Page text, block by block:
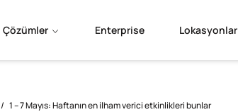
Çözümler Enterprise Lokasyonlar
/ 1 – 7 Mayıs: Haftanın en ilham verici etkinlikleri bunlar